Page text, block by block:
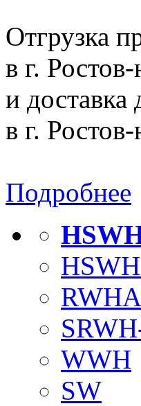
Отгрузка
в г.
и доставка
в г.
Подробнее
WWH
SW